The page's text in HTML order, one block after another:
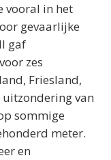
vooral in het
gevaarlijke
gaf
zes
Friesland,
van
sommige
meter.
en